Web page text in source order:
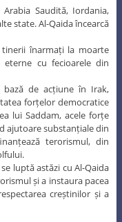
Saudită, Iordania,
state. Al-Qaida încearcă
tinerii înarmați la moarte
cu fecioarele din
bază de acțiune în Irak,
forțelor democratice
lui Saddam, acele forțe
ajutoare substanțiale din
terorismul, din
luptă astăzi cu Al-Qaida
și a instaura pacea
creștinilor și a